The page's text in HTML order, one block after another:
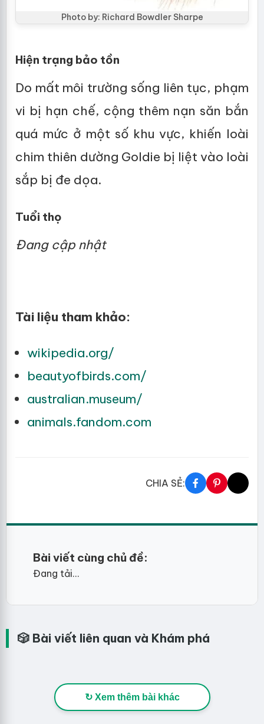
Photo by: Richard Bowdler Sharpe
Hiện trạng bảo tồn
Do mất môi trường sống liên tục, phạm
vi bị hạn chế, cộng thêm nạn săn bắn
quá mức ở một số khu vực, khiến loài
chim thiên dường Goldie bị liệt vào loài
sắp bị đe dọa.
Tuổi thọ
Đang cập nhật
Tài liệu tham khảo:
wikipedia.org/
beautyofbirds.com/
australian.museum/
animals.fandom.com
CHIA SẺ:
Bài viết cùng chủ đề:
Đang tải...
🎲 Bài viết liên quan và Khám phá
↻ Xem thêm bài khác